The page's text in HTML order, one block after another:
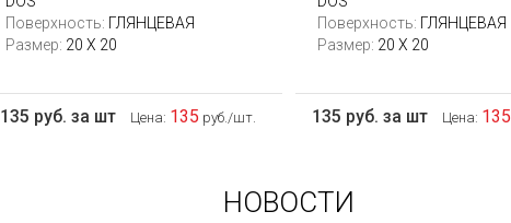
Поверхность: ГЛЯНЦЕВАЯ
Размер: 20 Х 20
135 руб. за шт Цена: 135 руб./шт.
Поверхность: ГЛЯНЦЕВАЯ
Размер: 20 Х 20
135 руб. за шт Цена: 135
НОВОСТИ